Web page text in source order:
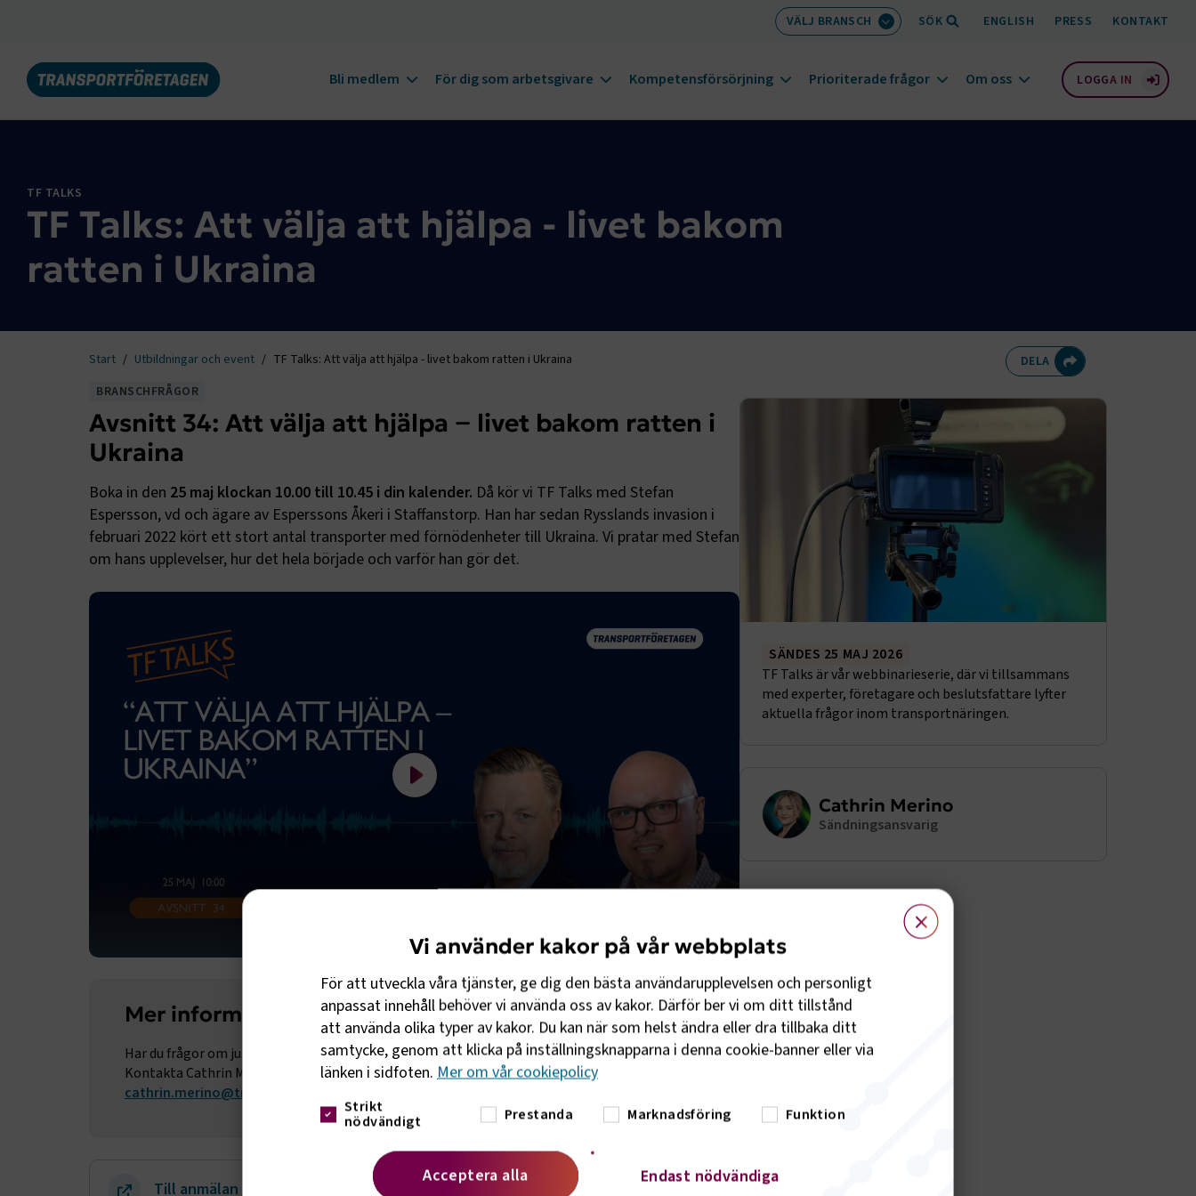
VÄLJ BRANSCH SÖK ENGLISH PRESS KONTAKT
Bli medlem För dig som arbetsgivare Kompetensförsörjning Prioriterade frågor Om oss LOGGA IN
TF TALKS
TF Talks: Att välja att hjälpa - livet bakom
ratten i Ukraina
Start Utbildningar och event
TF Talks: Att välja att hjälpa - livet bakom ratten i Ukraina
BRANSCHFRÅGOR
Avsnitt 34: Att välja att hjälpa − livet bakom ratten i
Ukraina
Boka in den 25 maj klockan 10.00 till 10.45 i din kalender. Då kör vi TF Talks med Stefan
Espersson, vd och ägare av Esperssons Åkeri i Staffanstorp. Han har sedan Rysslands invasion i
februari 2022 kört ett stort antal transporter med förnödenheter till Ukraina. Vi pratar med Stefan
om hans upplevelser, hur det hela började och varför han gör det.
Spela filmen
Mer information och kontakt
Har du frågor om just det här avsnittet, eller vill tipsa om ämnen som du vill veta mer om?
Kontakta Cathrin Merino, tel 08-762 71 20 eller mejla till oss på
cathrin.merino@transportforetagen.se
Till anmälan
DELA Dela på Twitter
SÄNDES 25 MAJ 2026
TF Talks är vår webbinarieserie, där vi tillsammans
med experter, företagare och beslutsfattare lyfter
aktuella frågor inom transportnäringen.
Cathrin Merino
Sändningsansvarig
×
Vi använder kakor på vår webbplats
För att utveckla våra tjänster, ge dig den bästa användarupplevelsen och personligt
anpassat innehåll behöver vi använda oss av kakor. Därför ber vi om ditt tillstånd
att använda olika typer av kakor. Du kan när som helst ändra eller dra tillbaka ditt
samtycke, genom att klicka på inställningsknapparna i denna cookie-banner eller via
länken i sidfoten. Mer om vår cookiepolicy
Strikt
nödvändigt Prestanda Marknadsföring Funktion
Acceptera alla Endast nödvändiga